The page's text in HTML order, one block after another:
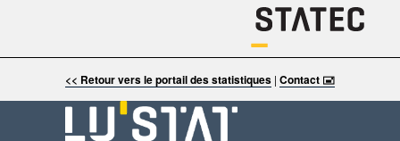
<< Retour vers le portail des statistiques |Contact 🖃